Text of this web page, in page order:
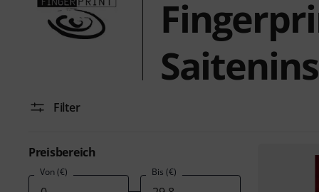
Filter
Preisbereich
Von (€) Bis (€)